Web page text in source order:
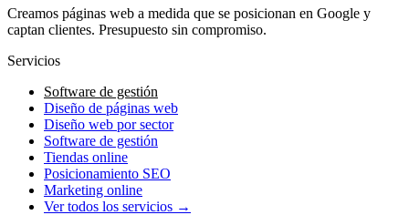
Creamos páginas web a medida que se posicionan en Google y
captan clientes. Presupuesto sin compromiso.
Servicios
Software de gestión
Diseño de páginas web
Diseño web por sector
Software de gestión
Tiendas online
Posicionamiento SEO
Marketing online
Ver todos los servicios →